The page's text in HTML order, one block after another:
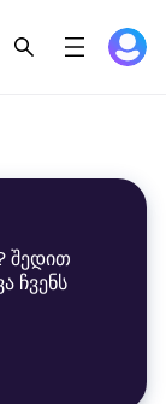
შედით
ჩვენს